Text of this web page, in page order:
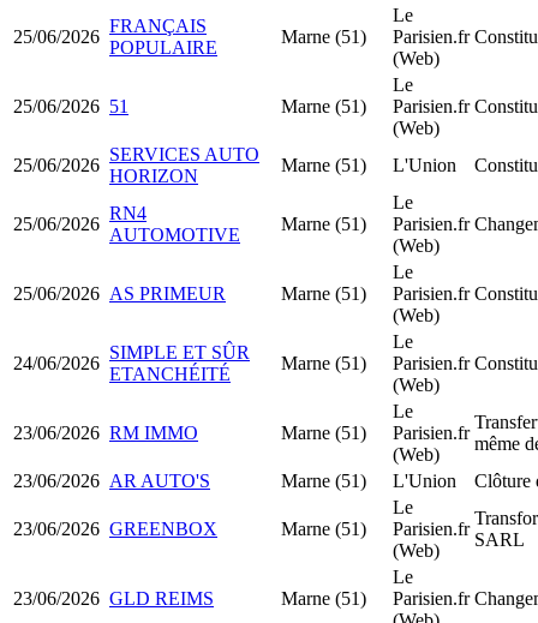
25/06/2026
FRANÇAIS
POPULAIRE
Marne (51)
Le
Parisien.fr
(Web)
25/06/2026 51 Marne (51)
Le
Parisien.fr
(Web)
25/06/2026
SERVICES AUTO
HORIZON
Marne (51) L'Union
25/06/2026
RN4
AUTOMOTIVE
Marne (51)
Le
Parisien.fr
(Web)
25/06/2026 AS PRIMEUR Marne (51)
Le
Parisien.fr
(Web)
24/06/2026
SIMPLE ET SÛR
ETANCHÉITÉ
Marne (51)
Le
Parisien.fr
(Web)
23/06/2026 RM IMMO Marne (51)
Le
Parisien.fr
(Web)
même
23/06/2026 AR AUTO'S Marne (51) L'Union Clôture
23/06/2026 GREENBOX Marne (51)
Le
Parisien.fr
(Web)
SARL
23/06/2026 GLD REIMS Marne (51)
Le
Parisien.fr